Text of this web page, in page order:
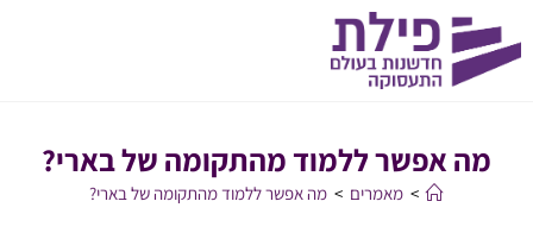
מה אפשר ללמוד מהתקומה של בארי?
> מאמרים > מה אפשר ללמוד מהתקומה של בארי?